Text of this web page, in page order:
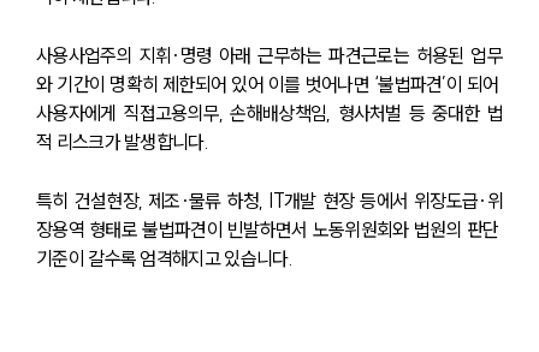
사용사업주의 지휘·명령 아래 근무하는 파견근로는 허용된 업무
와 기간이 명확히 제한되어 있어 이를 벗어나면 ‘불법파견’이 되어
사용자에게 직접고용의무, 손해배상책임, 형사처벌 등 중대한 법
적 리스크가 발생합니다.
특히 건설현장, 제조·물류 하청, IT개발 현장 등에서 위장도급·위
장용역 형태로 불법파견이 빈발하면서 노동위원회와 법원의 판단
기준이 갈수록 엄격해지고 있습니다.